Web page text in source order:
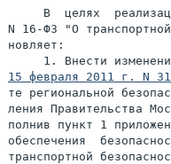
В  целях
N 16-ФЗ "О
новляет:
15 февраля 2011 г. N
те региональной
ления Правительства
полнив пункт 1
обеспечения
транспортной